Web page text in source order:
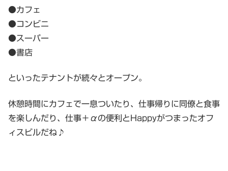
●カフェ
●コンビニ
●スーパー
●書店
といったテナントが続々とオープン。
休憩時間にカフェで一息ついたり、仕事帰りに同僚と食事
を楽しんだり、仕事＋αの便利とHappyがつまったオフ
ィスビルだね♪